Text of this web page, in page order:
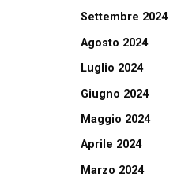
Settembre 2024
Agosto 2024
Luglio 2024
Giugno 2024
Maggio 2024
Aprile 2024
Marzo 2024